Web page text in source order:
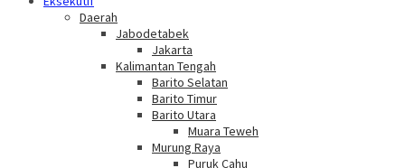
Daerah
Jabodetabek
Jakarta
Kalimantan Tengah
Barito Selatan
Barito Timur
Barito Utara
Muara Teweh
Murung Raya
Puruk Cahu